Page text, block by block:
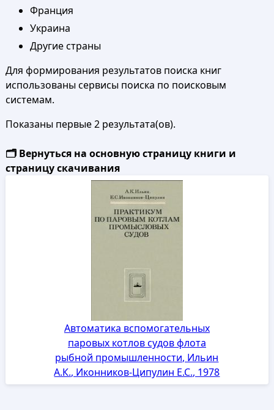
Франция
Украина
Другие страны
Для формирования результатов поиска книг
использованы сервисы поиска по поисковым
системам.
Показаны первые 2 результата(ов).
🗂️ Вернуться на основную страницу книги и
страницу скачивания
Автоматика вспомогательных
паровых котлов судов флота
рыбной промышленности, Ильин
А.К., Иконников-Ципулин Е.С., 1978